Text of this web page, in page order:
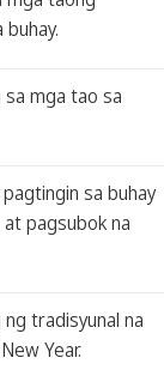
sa mga tao sa
sa buhay
pagsubok na
tradisyunal na
Year.